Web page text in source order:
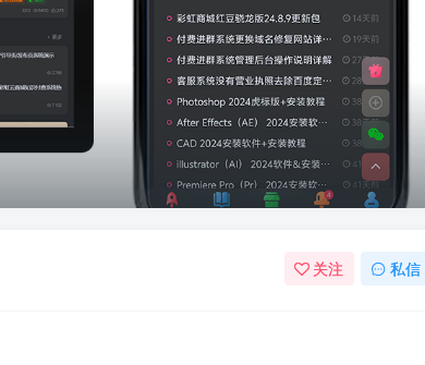
关注 私信